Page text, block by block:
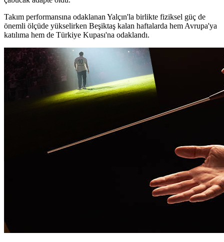
Takım performansına odaklanan Yalçın'la birlikte fiziksel güç de
önemli ölçüde yükselirken Beşiktaş kalan haftalarda hem Avrupa'ya
katılıma hem de Türkiye Kupası'na odaklandı.